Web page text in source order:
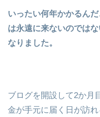
いったい何年かかるん
は永遠に来ないのでは
なりました。
ブログを開設して2か月
金が手元に届く日が訪